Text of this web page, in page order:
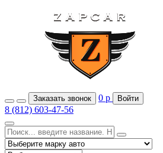
Заказать звонок 0 р Войти
8 (812) 603-47-56